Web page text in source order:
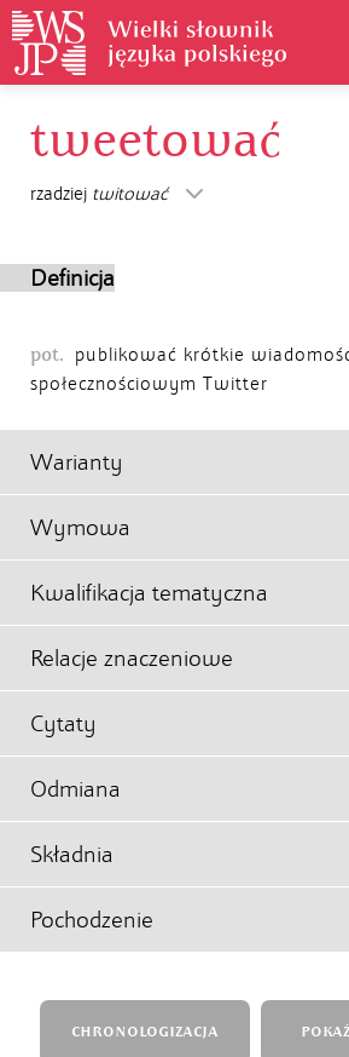
Historia słownika
Autorzy
tweetować
rzadziej twitować
Definicja
pot.
publikować krótkie
społecznościowym Twitter
Warianty
Wymowa
Kwalifikacja tematyczna
Relacje znaczeniowe
Cytaty
Odmiana
Składnia
Pochodzenie
CHRONOLOGIZACJA